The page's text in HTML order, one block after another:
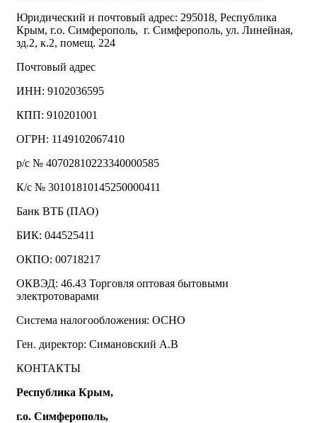
Юридический и почтовый адрес: 295018, Республика
Крым, г.о. Симферополь, г. Симферополь, ул. Линейная,
зд.2, к.2, помещ. 224
Почтовый адрес
ИНН: 9102036595
КПП: 910201001
ОГРН: 1149102067410
р/с № 40702810223340000585
К/с № 30101810145250000411
Банк ВТБ (ПАО)
БИК: 044525411
ОКПО: 00718217
ОКВЭД: 46.43 Торговля оптовая бытовыми
электротоварами
Система налогообложения: ОСНО
Ген. директор: Симановский А.В
КОНТАКТЫ
Республика Крым,
г.о. Симферополь,